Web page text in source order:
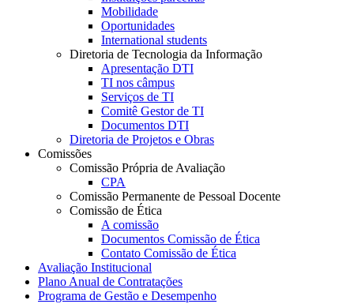
Mobilidade
Oportunidades
International students
Diretoria de Tecnologia da Informação
Apresentação DTI
TI nos câmpus
Serviços de TI
Comitê Gestor de TI
Documentos DTI
Diretoria de Projetos e Obras
Comissões
Comissão Própria de Avaliação
CPA
Comissão Permanente de Pessoal Docente
Comissão de Ética
A comissão
Documentos Comissão de Ética
Contato Comissão de Ética
Avaliação Institucional
Plano Anual de Contratações
Programa de Gestão e Desempenho